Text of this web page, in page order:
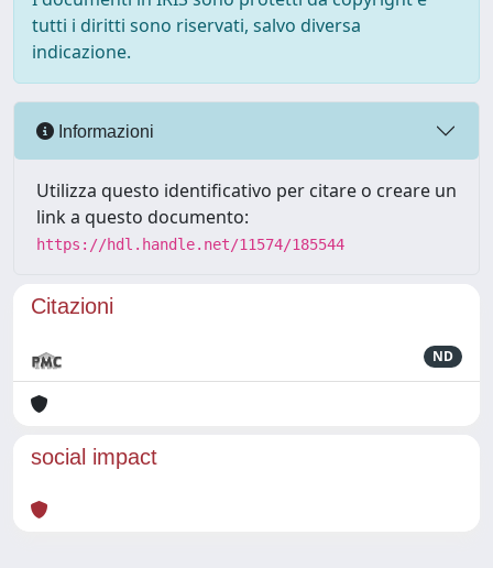
tutti i diritti sono riservati, salvo diversa
indicazione.
Informazioni
Utilizza questo identificativo per citare o creare un
link a questo documento:
https://hdl.handle.net/11574/185544
Citazioni
ND
social impact